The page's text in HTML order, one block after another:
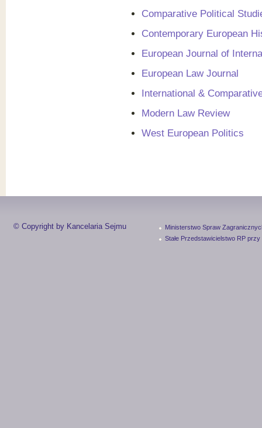
Comparative Political
Contemporary European
European Journal of
European Law Journal
International &
Modern Law Review
West European Politics
© Copyright by Kancelaria Sejmu
Ministerstwo Spraw
Stałe Przedstawicielstwo RP przy